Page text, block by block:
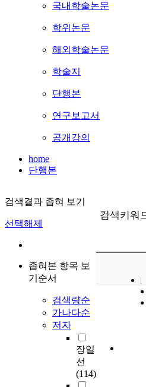
국내학술논문
학위논문
해외학술논문
학술지
단행본
연구보고서
공개강의
home
단행본
검색결과 좁혀 보기
선택해제
좁혀본 항목 보
기순서
검색량순
가나다순
저자
장일
선
(114)
검색키워